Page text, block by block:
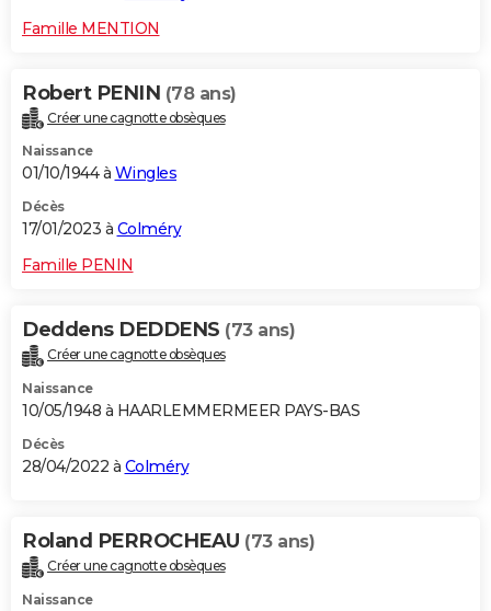
Famille MENTION
Robert PENIN (78 ans)
Créer une cagnotte obsèques
Naissance
01/10/1944 à Wingles
Décès
17/01/2023 à Colméry
Famille PENIN
Deddens DEDDENS (73 ans)
Créer une cagnotte obsèques
Naissance
10/05/1948 à HAARLEMMERMEER PAYS-BAS
Décès
28/04/2022 à Colméry
Roland PERROCHEAU (73 ans)
Créer une cagnotte obsèques
Naissance